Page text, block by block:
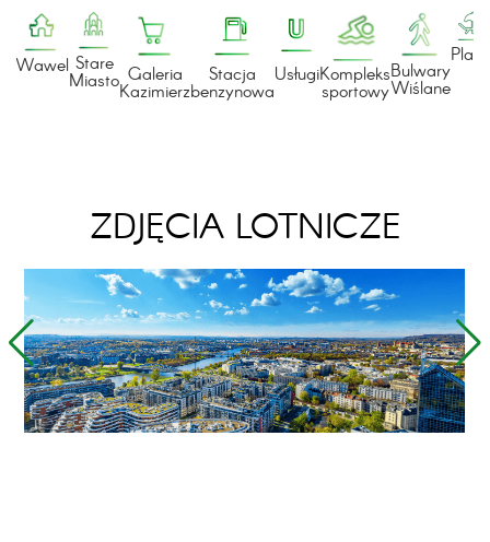
Wawel Stare
Miasto Galeria
Kazimierz
Stacja
benzynowa
UsługiKompleks
sportowy
Bulwary
Wiślane
Plaża
ZDJĘCIA LOTNICZE